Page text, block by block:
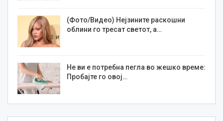
(Фото/Видео) Нејзините раскошни
облини го тресат светот, а…
Не ви е потребна пегла во жешко време:
Пробајте го овој…